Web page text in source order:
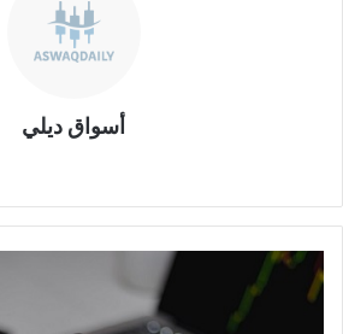
أسواق ديلي
نشاط
للريال